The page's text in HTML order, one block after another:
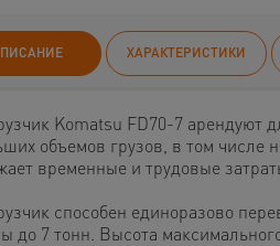
ХАРАКТЕРИСТИКИ
Komatsu FD70-7 арендуют
объемов грузов, в том числе
временные и трудовые
способен единоразово
до 7 тонн. Высота